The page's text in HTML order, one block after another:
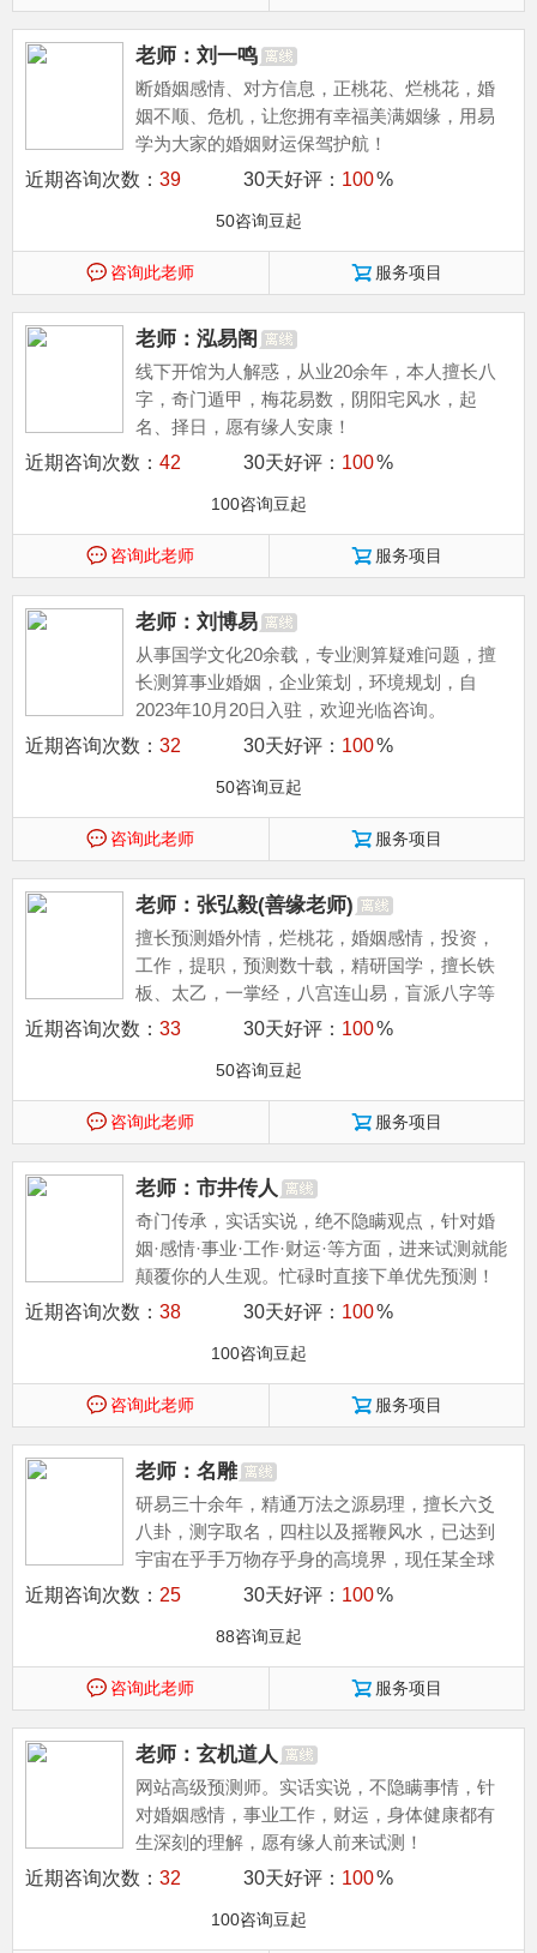
老师：刘一鸣
断婚姻感情、对方信息，正桃花、烂桃花，婚
姻不顺、危机，让您拥有幸福美满姻缘，用易
学为大家的婚姻财运保驾护航！
近期咨询次数： 39 30天好评： 100%
50咨询豆起
咨询此老师 服务项目
老师：泓易阁
线下开馆为人解惑，从业20余年，本人擅长八
字，奇门遁甲，梅花易数，阴阳宅风水，起
名、择日，愿有缘人安康！
近期咨询次数： 42 30天好评： 100%
100咨询豆起
咨询此老师 服务项目
老师：刘博易
从事国学文化20余载，专业测算疑难问题，擅
长测算事业婚姻，企业策划，环境规划，自
2023年10月20日入驻，欢迎光临咨询。
近期咨询次数： 32 30天好评： 100%
50咨询豆起
咨询此老师 服务项目
老师：张弘毅(善缘老师)
擅长预测婚外情，烂桃花，婚姻感情，投资，
工作，提职，预测数十载，精研国学，擅长铁
板、太乙，一掌经，八宫连山易，盲派八字等
多种预测等，欢迎咨询
近期咨询次数： 33 30天好评： 100%
50咨询豆起
咨询此老师 服务项目
老师：市井传人
奇门传承，实话实说，绝不隐瞒观点，针对婚
姻·感情·事业·工作·财运·等方面，进来试测就能
颠覆你的人生观。忙碌时直接下单优先预测！
近期咨询次数： 38 30天好评： 100%
100咨询豆起
咨询此老师 服务项目
老师：名雕
研易三十余年，精通万法之源易理，擅长六爻
八卦，测字取名，四柱以及摇鞭风水，已达到
宇宙在乎手万物存乎身的高境界，现任某全球
性道家组织易学专家。
近期咨询次数： 25 30天好评： 100%
88咨询豆起
咨询此老师 服务项目
老师：玄机道人
网站高级预测师。实话实说，不隐瞒事情，针
对婚姻感情，事业工作，财运，身体健康都有
生深刻的理解，愿有缘人前来试测！
近期咨询次数： 32 30天好评： 100%
100咨询豆起